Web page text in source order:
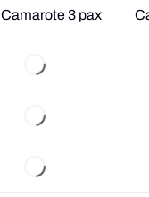
Camarote 3 pax